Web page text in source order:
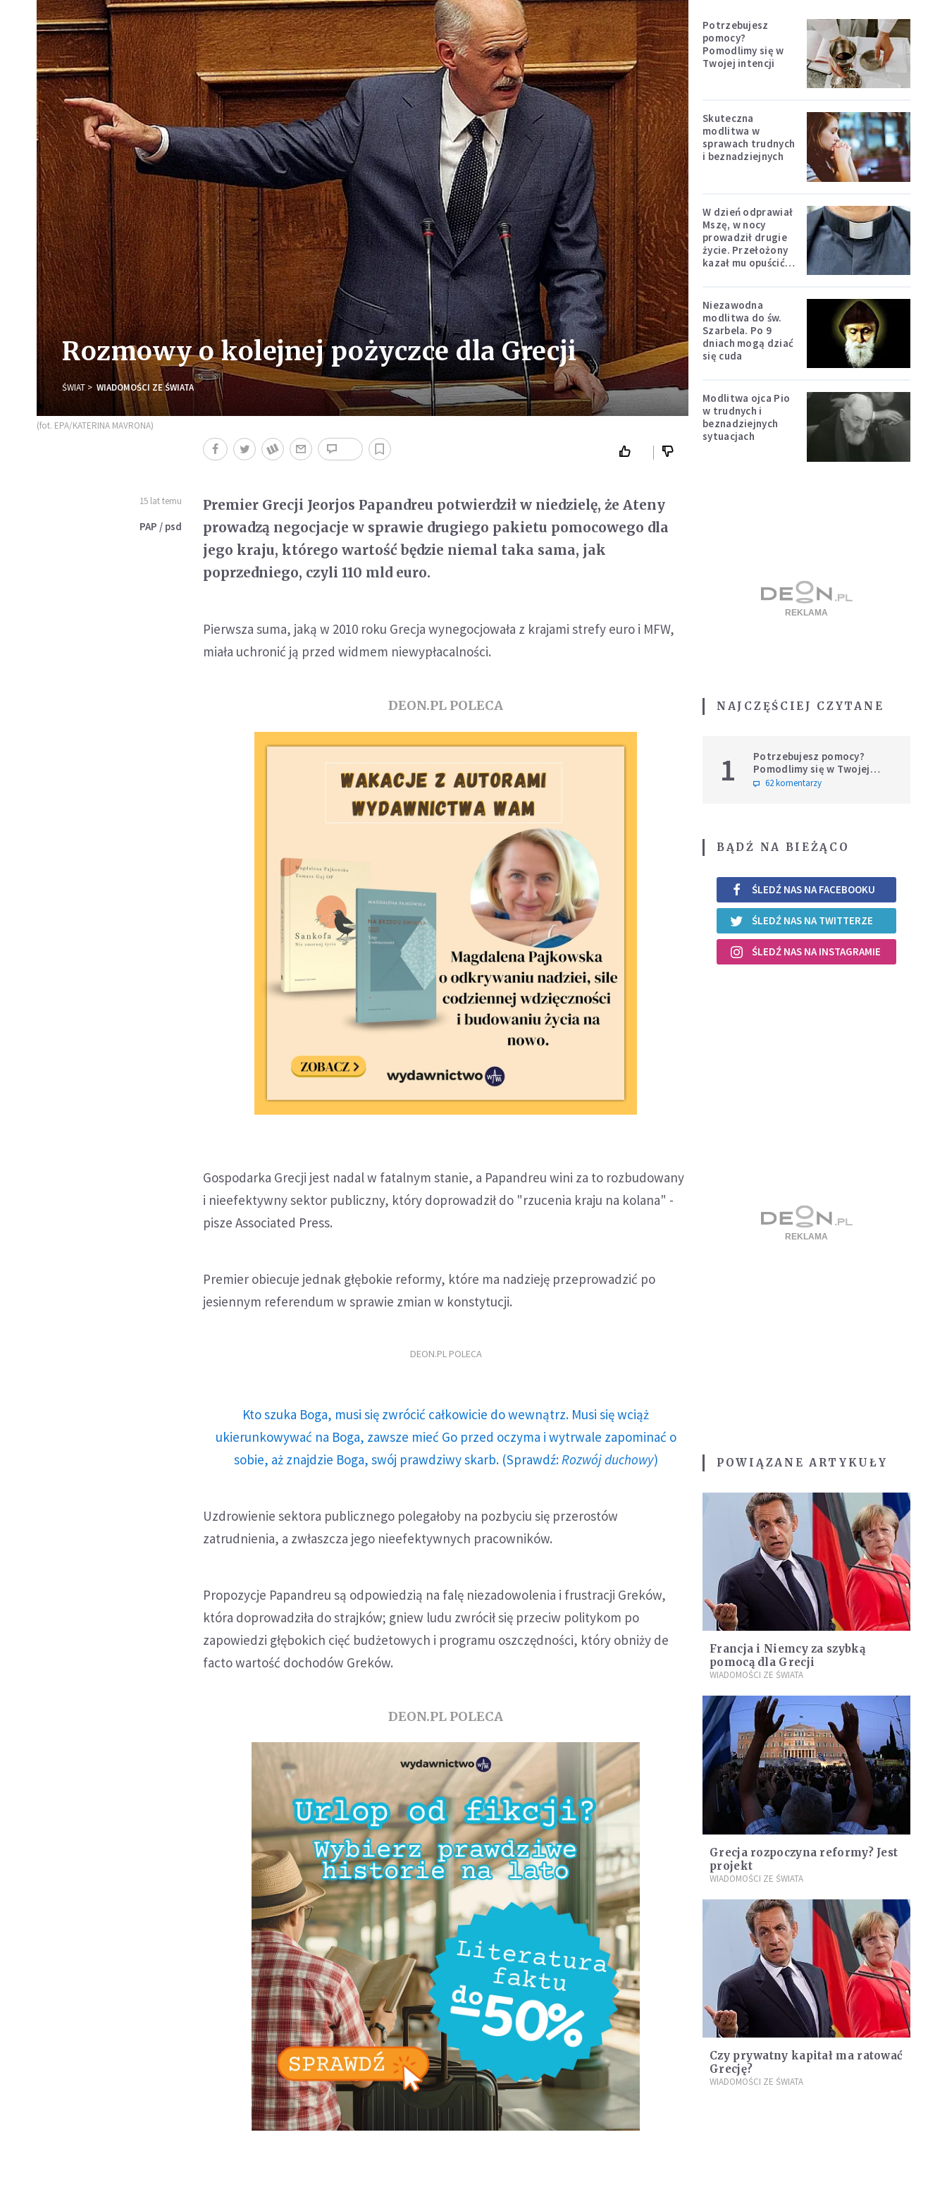
Rozmowy o kolejnej pożyczce dla Grecji
ŚWIAT WIADOMOŚCI ZE ŚWIATA
(fot. EPA/KATERINA MAVRONA)
15 lat temu
PAP / psd
Premier Grecji Jeorjos Papandreu potwierdził w niedzielę, że Ateny
prowadzą negocjacje w sprawie drugiego pakietu pomocowego dla
jego kraju, którego wartość będzie niemal taka sama, jak
poprzedniego, czyli 110 mld euro.
Pierwsza suma, jaką w 2010 roku Grecja wynegocjowała z krajami strefy euro i MFW,
miała uchronić ją przed widmem niewypłacalności.
DEON.PL POLECA
Gospodarka Grecji jest nadal w fatalnym stanie, a Papandreu wini za to rozbudowany
i nieefektywny sektor publiczny, który doprowadził do "rzucenia kraju na kolana" -
pisze Associated Press.
Premier obiecuje jednak głębokie reformy, które ma nadzieję przeprowadzić po
jesiennym referendum w sprawie zmian w konstytucji.
DEON.PL POLECA
Kto szuka Boga, musi się zwrócić całkowicie do wewnątrz. Musi się wciąż
ukierunkowywać na Boga, zawsze mieć Go przed oczyma i wytrwale zapominać o
sobie, aż znajdzie Boga, swój prawdziwy skarb. (Sprawdź: Rozwój duchowy)
Uzdrowienie sektora publicznego polegałoby na pozbyciu się przerostów
zatrudnienia, a zwłaszcza jego nieefektywnych pracowników.
Propozycje Papandreu są odpowiedzią na falę niezadowolenia i frustracji Greków,
która doprowadziła do strajków; gniew ludu zwrócił się przeciw politykom po
zapowiedzi głębokich cięć budżetowych i programu oszczędności, który obniży de
facto wartość dochodów Greków.
DEON.PL POLECA
Potrzebujesz
pomocy?
Pomodlimy się w
Twojej intencji
Skuteczna
modlitwa w
sprawach trudnych
i beznadziejnych
W dzień odprawiał
Mszę, w nocy
prowadził drugie
życie. Przełożony
kazał mu opuścić
Niezawodna
modlitwa do św.
Szarbela. Po 9
dniach mogą dziać
się cuda
Modlitwa ojca Pio
w trudnych i
beznadziejnych
sytuacjach
NAJCZĘŚCIEJ CZYTANE
1
Potrzebujesz pomocy?
Pomodlimy się w Twojej
intencji
62 komentarzy
BĄDŹ NA BIEŻĄCO
ŚLEDŹ NAS NA FACEBOOKU
ŚLEDŹ NAS NA TWITTERZE
ŚLEDŹ NAS NA INSTAGRAMIE
POWIĄZANE ARTYKUŁY
Francja i Niemcy za szybką
pomocą dla Grecji
WIADOMOŚCI ZE ŚWIATA
Grecja rozpoczyna reformy? Jest
projekt
WIADOMOŚCI ZE ŚWIATA
Czy prywatny kapitał ma ratować
Grecję?
WIADOMOŚCI ZE ŚWIATA